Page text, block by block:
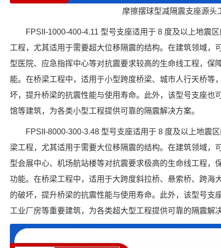
摩擦摆球型减隔震支座源头
FPSII-1000-400-4.11 型号支座适用于 8 度及以上地震
工程，尤其适用于需要超大位移隔震的结构。在建筑领域，
型医院、应急指挥中心等对抗震要求较高的生命线工程，保
能。在桥梁工程中，适用于小型跨度桥梁、城市人行天桥等
坏，提升桥梁的抗震性能与使用寿命。此外，该型号支座也
馆等建筑，为各类小型工程提供可靠的隔震解决方案。
FPSII-8000-300-3.48 型号支座适用于 8 度及以上地震
梁工程，尤其适用于需要大位移隔震的结构。在建筑领域，
型会展中心、机场航站楼等对抗震要求极高的生命线工程，
功能。在桥梁工程中，适用于大跨度斜拉桥、悬索桥、跨海
的破坏，提升桥梁的抗震性能与使用寿命。此外，该型号支
工业厂房等重要建筑，为各类超大型工程提供可靠的隔震解